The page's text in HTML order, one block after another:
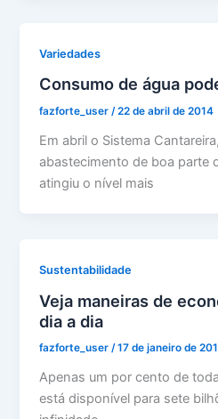
Variedades
Consumo de água
fazforte_user/22 de abril de 2014
Em abril o Sistema
abastecimento de boa parte
atingiu o nível mais
Sustentabilidade
Veja maneiras de
dia a dia
fazforte_user/17 de janeiro de
Apenas um por cento de
está disponível para sete